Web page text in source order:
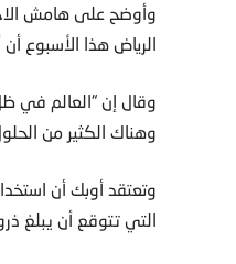
وأوضح على هامش
الرياض هذا الأسبوع
وقال إن “العالم في
وهناك الكثير من
وتعتقد أوبك أن
التي تتوقع أن يبلغ